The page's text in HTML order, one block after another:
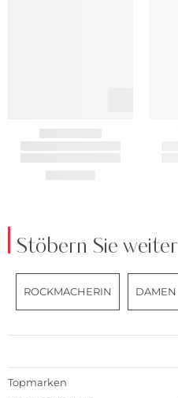
Stöbern Sie weiter
ROCKMACHERIN DAMEN
Topmarken